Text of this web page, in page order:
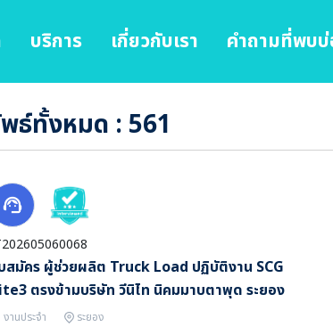
บริการ เกี่ยวกับเรา คำถามที่พบ
ธ์ทั้งหมด : 561
สมัคร ผู้ช่วยผลิต Truck Load ปฏิบัติงาน SCG
ตรงข้ามบริษัท วีนิไท นิคมมาบตาพุด ระยอง
งานประจำ ระยอง